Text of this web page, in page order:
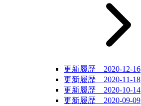
更新履歴 2020-12-16
更新履歴 2020-11-18
更新履歴 2020-10-14
更新履歴 2020-09-09